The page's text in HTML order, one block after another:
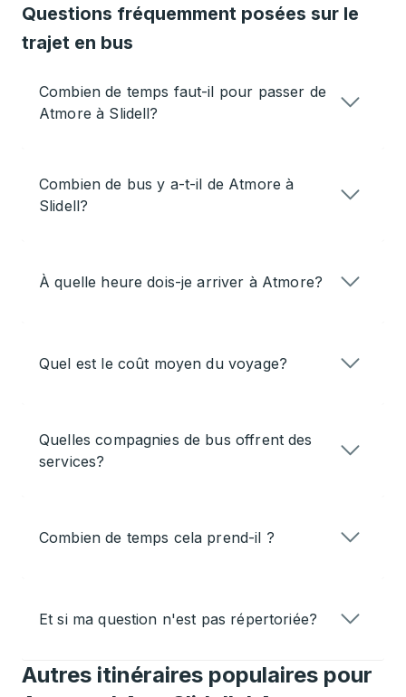
Questions fréquemment posées sur le
trajet en bus
Combien de temps faut-il pour passer de
Atmore à Slidell?
Combien de bus y a-t-il de Atmore à
Slidell?
À quelle heure dois-je arriver à Atmore?
Quel est le coût moyen du voyage?
Quelles compagnies de bus offrent des
services?
Combien de temps cela prend-il ?
Et si ma question n'est pas répertoriée?
Autres itinéraires populaires pour